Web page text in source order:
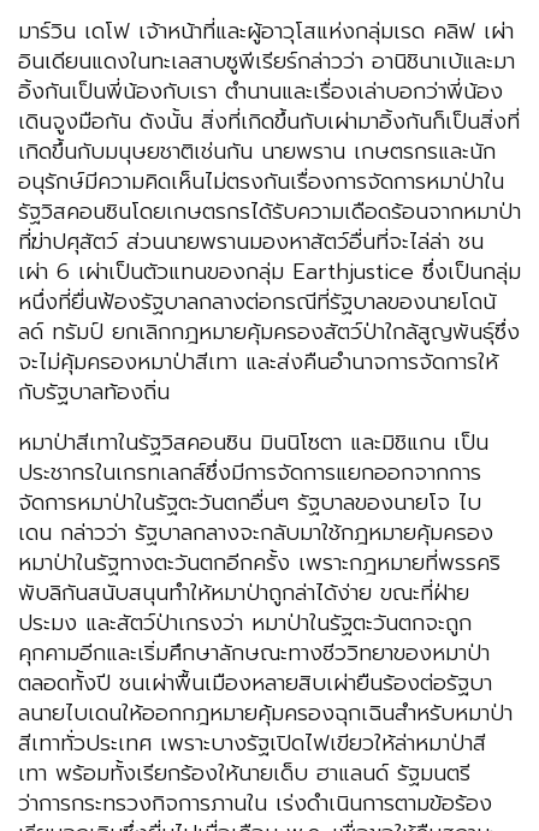
มาร์วิน เดโฟ เจ้าหน้าที่และผู้อาวุโสแห่งกลุ่มเรด คลิฟ เผ่า
อินเดียนแดงในทะเลสาบซูพีเรียร์กล่าวว่า อานิชินาเบ้และมา
อิ้งกันเป็นพี่น้องกับเรา ตำนานและเรื่องเล่าบอกว่าพี่น้อง
เดินจูงมือกัน ดังนั้น สิ่งที่เกิดขึ้นกับเผ่ามาอิ้งกันก็เป็นสิ่งที่
เกิดขึ้นกับมนุษยชาติเช่นกัน นายพราน เกษตรกรและนัก
อนุรักษ์มีความคิดเห็นไม่ตรงกันเรื่องการจัดการหมาป่าใน
รัฐวิสคอนซินโดยเกษตรกรได้รับความเดือดร้อนจากหมาป่า
ที่ฆ่าปศุสัตว์ ส่วนนายพรานมองหาสัตว์อื่นที่จะไล่ล่า ชน
เผ่า 6 เผ่าเป็นตัวแทนของกลุ่ม Earthjustice ซึ่งเป็นกลุ่ม
หนึ่งที่ยื่นฟ้องรัฐบาลกลางต่อกรณีที่รัฐบาลของนายโดนั
ลด์ ทรัมป์ ยกเลิกกฎหมายคุ้มครองสัตว์ป่าใกล้สูญพันธุ์ซึ่ง
จะไม่คุ้มครองหมาป่าสีเทา และส่งคืนอำนาจการจัดการให้
กับรัฐบาลท้องถิ่น
หมาป่าสีเทาในรัฐวิสคอนซิน มินนิโซตา และมิชิแกน เป็น
ประชากรในเกรทเลกส์ซึ่งมีการจัดการแยกออกจากการ
จัดการหมาป่าในรัฐตะวันตกอื่นๆ รัฐบาลของนายโจ ไบ
เดน กล่าวว่า รัฐบาลกลางจะกลับมาใช้กฎหมายคุ้มครอง
หมาป่าในรัฐทางตะวันตกอีกครั้ง เพราะกฎหมายที่พรรคริ
พับลิกันสนับสนุนทำให้หมาป่าถูกล่าได้ง่าย ขณะที่ฝ่าย
ประมง และสัตว์ป่าเกรงว่า หมาป่าในรัฐตะวันตกจะถูก
คุกคามอีกและเริ่มศึกษาลักษณะทางชีววิทยาของหมาป่า
ตลอดทั้งปี ชนเผ่าพื้นเมืองหลายสิบเผ่ายืนร้องต่อรัฐบา
ลนายไบเดนให้ออกกฎหมายคุ้มครองฉุกเฉินสำหรับหมาป่า
สีเทาทั่วประเทศ เพราะบางรัฐเปิดไฟเขียวให้ล่าหมาป่าสี
เทา พร้อมทั้งเรียกร้องให้นายเด็บ ฮาแลนด์ รัฐมนตรี
ว่าการกระทรวงกิจการภานใน เร่งดำเนินการตามข้อร้อง